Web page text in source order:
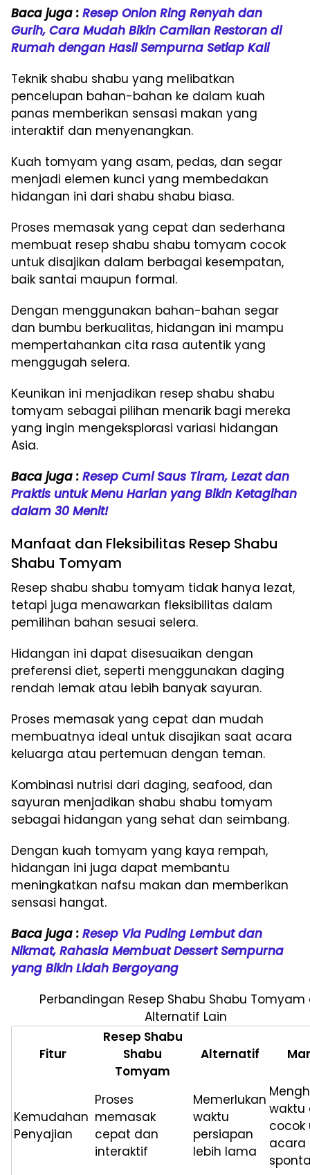
Baca juga : Resep Onion Ring Renyah dan
Gurih, Cara Mudah Bikin Camilan Restoran di
Rumah dengan Hasil Sempurna Setiap Kali
Teknik shabu shabu yang melibatkan
pencelupan bahan-bahan ke dalam kuah
panas memberikan sensasi makan yang
interaktif dan menyenangkan.
Kuah tomyam yang asam, pedas, dan segar
menjadi elemen kunci yang membedakan
hidangan ini dari shabu shabu biasa.
Proses memasak yang cepat dan sederhana
membuat resep shabu shabu tomyam cocok
untuk disajikan dalam berbagai kesempatan,
baik santai maupun formal.
Dengan menggunakan bahan-bahan segar
dan bumbu berkualitas, hidangan ini mampu
mempertahankan cita rasa autentik yang
menggugah selera.
Keunikan ini menjadikan resep shabu shabu
tomyam sebagai pilihan menarik bagi mereka
yang ingin mengeksplorasi variasi hidangan
Asia.
Baca juga : Resep Cumi Saus Tiram, Lezat dan
Praktis untuk Menu Harian yang Bikin Ketagihan
dalam 30 Menit!
Manfaat dan Fleksibilitas Resep Shabu
Shabu Tomyam
Resep shabu shabu tomyam tidak hanya lezat,
tetapi juga menawarkan fleksibilitas dalam
pemilihan bahan sesuai selera.
Hidangan ini dapat disesuaikan dengan
preferensi diet, seperti menggunakan daging
rendah lemak atau lebih banyak sayuran.
Proses memasak yang cepat dan mudah
membuatnya ideal untuk disajikan saat acara
keluarga atau pertemuan dengan teman.
Kombinasi nutrisi dari daging, seafood, dan
sayuran menjadikan shabu shabu tomyam
sebagai hidangan yang sehat dan seimbang.
Dengan kuah tomyam yang kaya rempah,
hidangan ini juga dapat membantu
meningkatkan nafsu makan dan memberikan
sensasi hangat.
Baca juga : Resep Vla Puding Lembut dan
Nikmat, Rahasia Membuat Dessert Sempurna
yang Bikin Lidah Bergoyang
Perbandingan Resep Shabu Shabu Tomyam
Alternatif Lain
Fitur
Resep Shabu
Shabu
Tomyam
Alternatif
Kemudahan
Penyajian
Proses
memasak
cepat dan
interaktif
Memerlukan
waktu
persiapan
lebih lama
waktu
cocok
acara